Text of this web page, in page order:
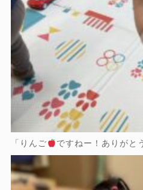
「りんご ですねー！ありがと